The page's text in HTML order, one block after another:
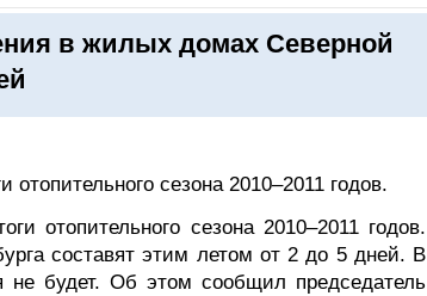
в жилых домах Северной
отопительного сезона 2010–2011 годов.
отопительного сезона 2010–2011 годов.
составят этим летом от 2 до 5 дней. В
не будет. Об этом сообщил председатель